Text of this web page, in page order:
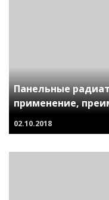
Панельные
применение,
02.10.2018